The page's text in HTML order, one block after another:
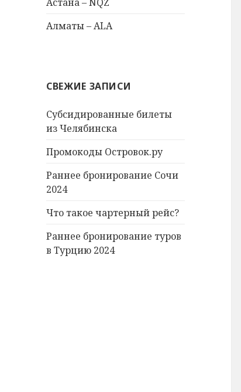
Алматы – ALA
СВЕЖИЕ ЗАПИСИ
Субсидированные билеты
из Челябинска
Промокоды Островок.ру
Раннее бронирование Сочи
2024
Что такое чартерный рейс?
Раннее бронирование туров
в Турцию 2024